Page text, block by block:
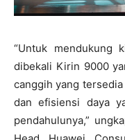
“Untuk mendukung
dibekali Kirin 9000
canggih yang
dan efisiensi daya
pendahulunya,”